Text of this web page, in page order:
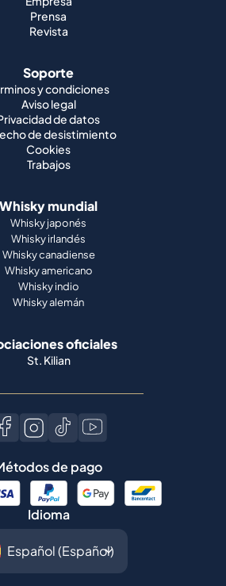
Prensa
Revista
Soporte
y condiciones
Aviso legal
de datos
de desistimiento
Cookies
Trabajos
Whisky mundial
Whisky japonés
Whisky irlandés
Whisky canadiense
Whisky americano
Whisky indio
Whisky alemán
oficiales
St. Kilian
de pago
Idioma